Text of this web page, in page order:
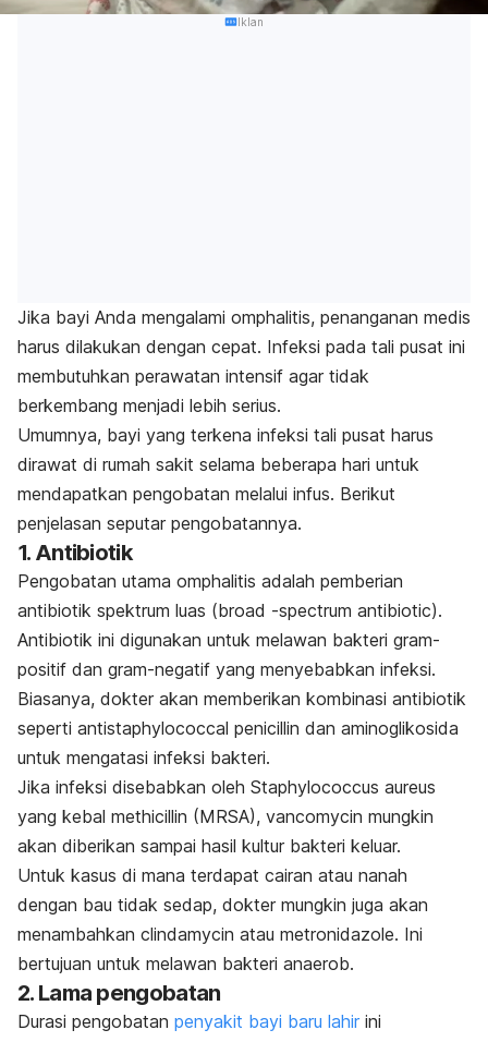
Iklan
Jika bayi Anda mengalami omphalitis, penanganan medis
harus dilakukan dengan cepat. Infeksi pada tali pusat ini
membutuhkan perawatan intensif agar tidak
berkembang menjadi lebih serius.
Umumnya, bayi yang terkena infeksi tali pusat harus
dirawat di rumah sakit selama beberapa hari untuk
mendapatkan pengobatan melalui infus. Berikut
penjelasan seputar pengobatannya.
1. Antibiotik
Pengobatan utama omphalitis adalah pemberian
antibiotik spektrum luas (broad -spectrum antibiotic).
Antibiotik ini digunakan untuk melawan bakteri gram-
positif dan gram-negatif yang menyebabkan infeksi.
Biasanya, dokter akan memberikan kombinasi antibiotik
seperti antistaphylococcal penicillin dan aminoglikosida
untuk mengatasi infeksi bakteri.
Jika infeksi disebabkan oleh Staphylococcus aureus
yang kebal methicillin (MRSA), vancomycin mungkin
akan diberikan sampai hasil kultur bakteri keluar.
Untuk kasus di mana terdapat cairan atau nanah
dengan bau tidak sedap, dokter mungkin juga akan
menambahkan clindamycin atau metronidazole. Ini
bertujuan untuk melawan bakteri anaerob.
2. Lama pengobatan
Durasi pengobatan penyakit bayi baru lahir ini